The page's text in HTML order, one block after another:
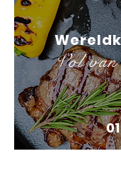
01
Vol van